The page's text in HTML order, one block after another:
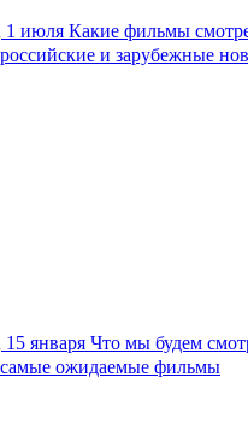
1 июля Какие фильмы
российские и зарубежные
15 января Что мы будем
самые ожидаемые фильмы